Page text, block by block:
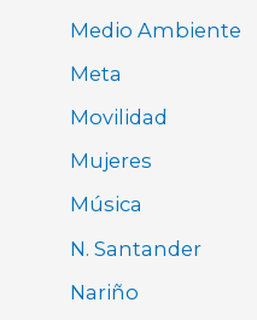
Medio Ambiente
Meta
Movilidad
Mujeres
Música
N. Santander
Nariño